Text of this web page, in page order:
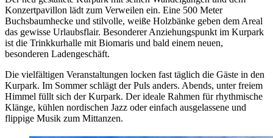
Konzertpavillon lädt zum Verweilen ein. Eine 500 Meter
Buchsbaumhecke und stilvolle, weiße Holzbänke geben dem Areal
das gewisse Urlaubsflair. Besonderer Anziehungspunkt im Kurpark
ist die Trinkkurhalle mit Biomaris und bald einem neuen,
besonderen Ladengeschäft.
Die vielfältigen Veranstaltungen locken fast täglich die Gäste in den
Kurpark. Im Sommer schlägt der Puls anders. Abends, unter freiem
Himmel füllt sich der Kurpark. Der ideale Rahmen für rhythmische
Klänge, kühlen nordischen Jazz oder einfach ausgelassene und
flippige Musik zum Mittanzen.